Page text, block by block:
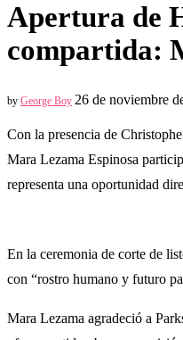
Apertura de
compartida:
by George Boy 26 de noviembre
Con la presencia de
Mara Lezama Espinosa
representa una oportunidad
En la ceremonia de corte de
con “rostro humano y futuro
Mara Lezama agradeció a